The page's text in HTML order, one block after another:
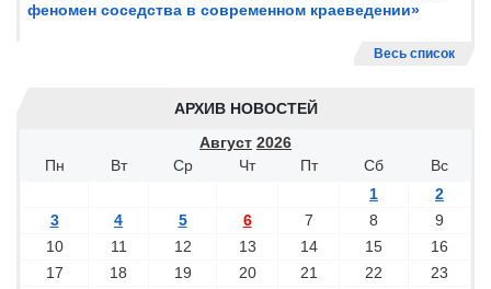
феномен соседства в современном краеведении»
Весь список
АРХИВ НОВОСТЕЙ
Август 2026
Пн
Вт Ср Чт Пт Сб
Вс
1
2
3
4 5 6 7 8
9
10
11 12 13 14 15
16
17
18 19 20 21 22
23